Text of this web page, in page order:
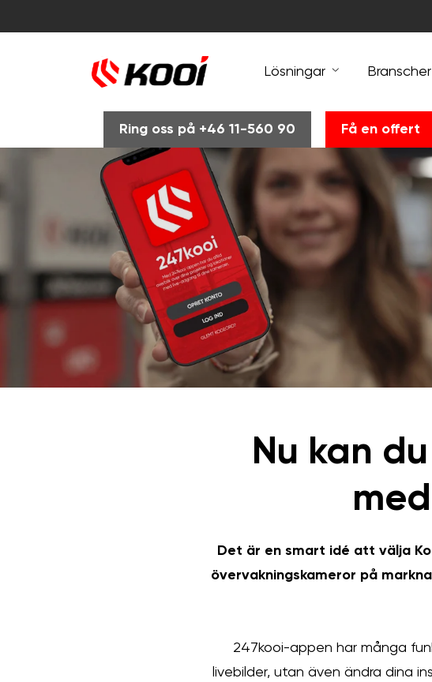
Ring oss på +46 11-560 90 Få en offert
Lösningar Branscher
Nu kan
Det är en smart idé att välja
övervakningskameror på
247kooi-appen har många
livebilder, utan även ändra dina